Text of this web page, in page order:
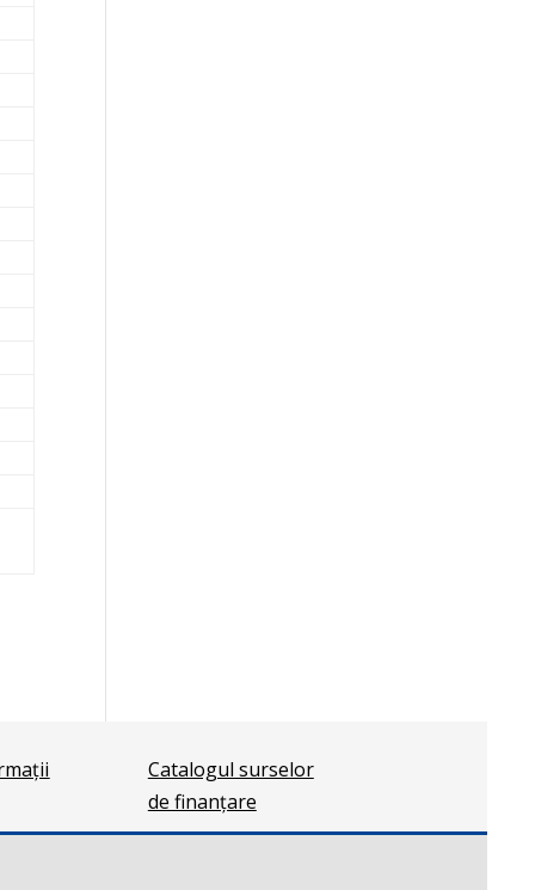
Catalogul surselor
de finanțare